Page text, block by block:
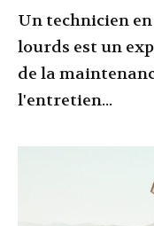
Un technicien
lourds est un
de la
l'entretien...